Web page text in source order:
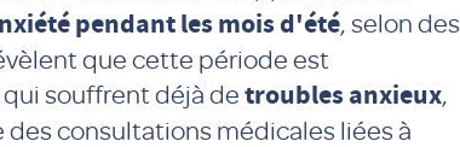
pendant les mois d'été, selon des
que cette période est
souffrent déjà detroubles anxieux,
consultations médicales liées à